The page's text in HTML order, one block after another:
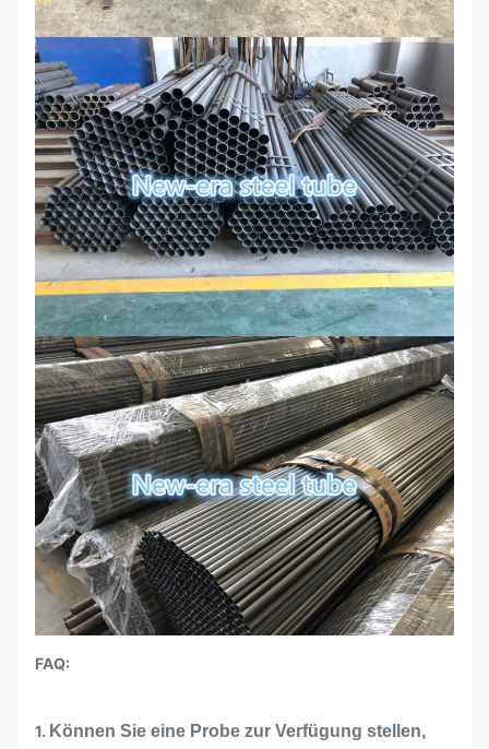
FAQ:
1. Können Sie eine Probe zur Verfügung stellen,